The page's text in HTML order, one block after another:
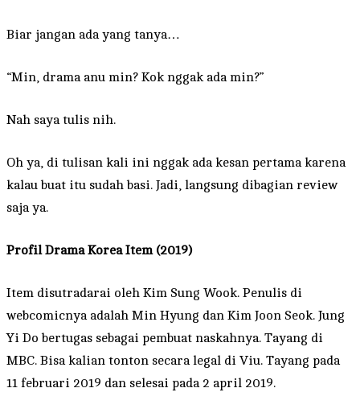
Biar jangan ada yang tanya…
“Min, drama anu min? Kok nggak ada min?”
Nah saya tulis nih.
Oh ya, di tulisan kali ini nggak ada kesan pertama karena
kalau buat itu sudah basi. Jadi, langsung dibagian review
saja ya.
Profil Drama Korea Item (2019)
Item disutradarai oleh Kim Sung Wook. Penulis di
webcomicnya adalah Min Hyung dan Kim Joon Seok. Jung
Yi Do bertugas sebagai pembuat naskahnya. Tayang di
MBC. Bisa kalian tonton secara legal di Viu. Tayang pada
11 februari 2019 dan selesai pada 2 april 2019.